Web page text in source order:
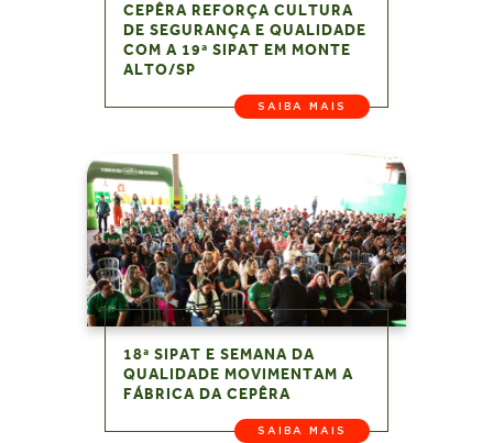
CEPÊRA REFORÇA CULTURA
DE SEGURANÇA E QUALIDADE
COM A 19ª SIPAT EM MONTE
ALTO/SP
SAIBA MAIS
18ª SIPAT E SEMANA DA
QUALIDADE MOVIMENTAM A
FÁBRICA DA CEPÊRA
SAIBA MAIS